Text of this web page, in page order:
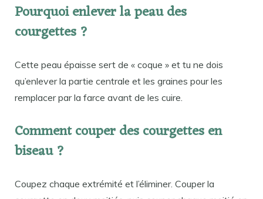
Pourquoi enlever la peau des
courgettes ?
Cette peau épaisse sert de « coque » et tu ne dois
qu’enlever la partie centrale et les graines pour les
remplacer par la farce avant de les cuire.
Comment couper des courgettes en
biseau ?
Coupez chaque extrémité et l’éliminer. Couper la